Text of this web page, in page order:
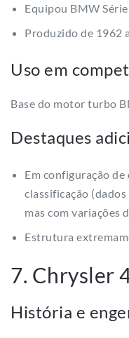
Equipou BMW
Produzido de 1962
Uso em
Base do motor turbo
Destaques
Em configuração
classificação
mas com variações
Estrutura
7. Chrysler
História e